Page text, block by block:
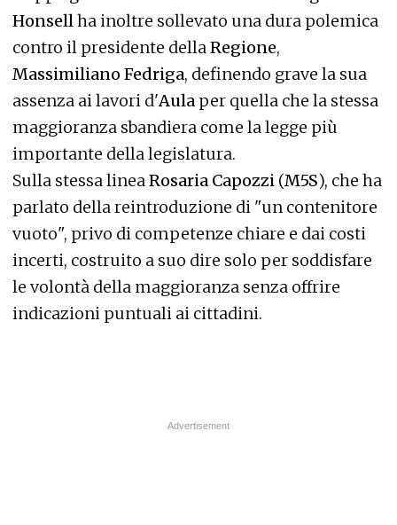
Honsellha inoltre sollevato una dura polemica
contro il presidente dellaRegione,
Massimiliano Fedriga, definendo grave la sua
assenza ai lavori d'Aula per quella che la stessa
maggioranza sbandiera come la legge più
importante della legislatura.
Sulla stessa lineaRosaria Capozzi (M5S), che ha
parlato della reintroduzione di "un contenitore
vuoto", privo di competenze chiare e dai costi
incerti, costruito a suo dire solo per soddisfare
le volontà della maggioranza senza offrire
indicazioni puntuali ai cittadini.